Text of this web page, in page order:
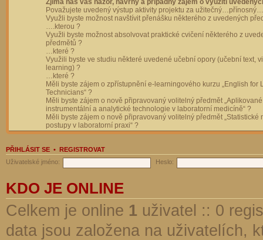
Považujete uvedený výstup aktivity projektu za
Využli byste možnost navštívit přenášku některého z uvedených
….kterou ?
Využli byste možnost absolvovat praktické cvičení některého z
předmětů ?
…které ?
Využili byste ve studiu některé uvedené učební opory (učební text,
learning) ?
…které ?
Měli byste zájem o zpřístupnění e-learningového kurzu „English for
Technicians“ ?
Měli byste zájem o nově připravovaný volitelný předmět „Aplikované
instrumentální a analytické technologie v laboratorní medicíně“ ?
Měli byste zájem o nově připravovaný volitelný předmět „Statistické
postupy v laboratorní praxi“ ?
PŘIHLÁSIT SE • REGISTROVAT
Uživatelské jméno:
Heslo:
KDO JE ONLINE
Celkem je online 1 uživatel :: 0
data jsou založena na uživatelích,